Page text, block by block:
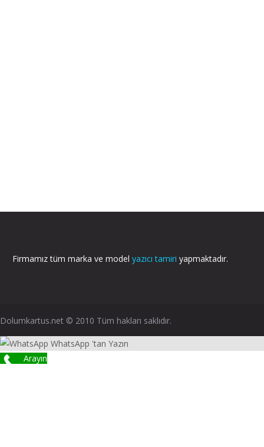
Firmamız tüm marka ve model yazıcı tamiri yapmaktadır.
Dolumkartus.net © 2010 Tüm hakları saklıdır.
WhatsApp 'tan Yazın
Arayın